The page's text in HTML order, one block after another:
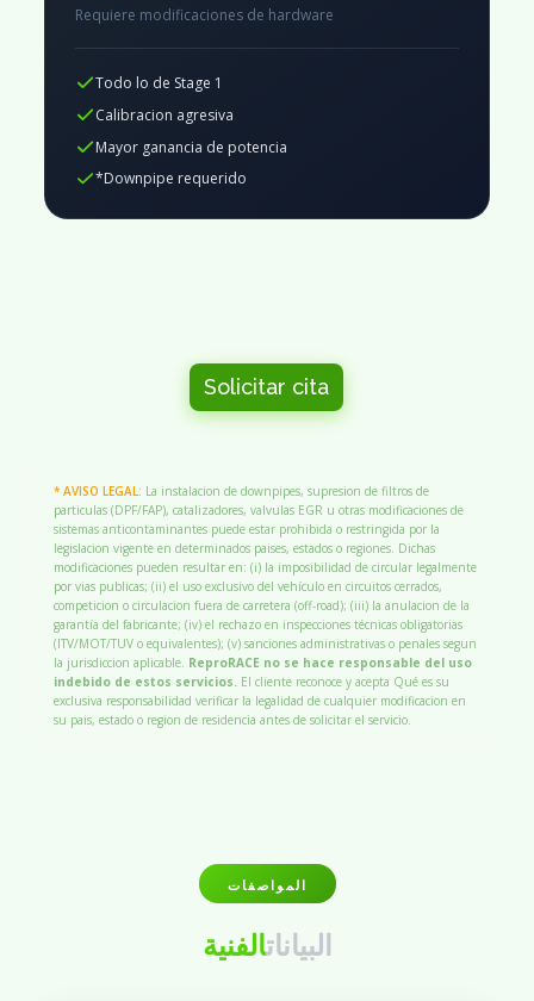
Requiere modificaciones de hardware
Todo lo de Stage 1
Calibracion agresiva
Mayor ganancia de potencia
*Downpipe requerido
Solicitar cita
* AVISO LEGAL: La instalacion de downpipes, supresion de filtros de
particulas (DPF/FAP), catalizadores, valvulas EGR u otras modificaciones de
sistemas anticontaminantes puede estar prohibida o restringida por la
legislacion vigente en determinados paises, estados o regiones. Dichas
modificaciones pueden resultar en: (i) la imposibilidad de circular legalmente
por vias publicas; (ii) el uso exclusivo del vehículo en circuitos cerrados,
competicion o circulacion fuera de carretera (off-road); (iii) la anulacion de la
garantía del fabricante; (iv) el rechazo en inspecciones técnicas obligatorias
(ITV/MOT/TUV o equivalentes); (v) sanciones administrativas o penales segun
la jurisdiccion aplicable. ReproRACE no se hace responsable del uso
indebido de estos servicios. El cliente reconoce y acepta Qué es su
exclusiva responsabilidad verificar la legalidad de cualquier modificacion en
su pais, estado o region de residencia antes de solicitar el servicio.
المواصفات
البياناتالفنية